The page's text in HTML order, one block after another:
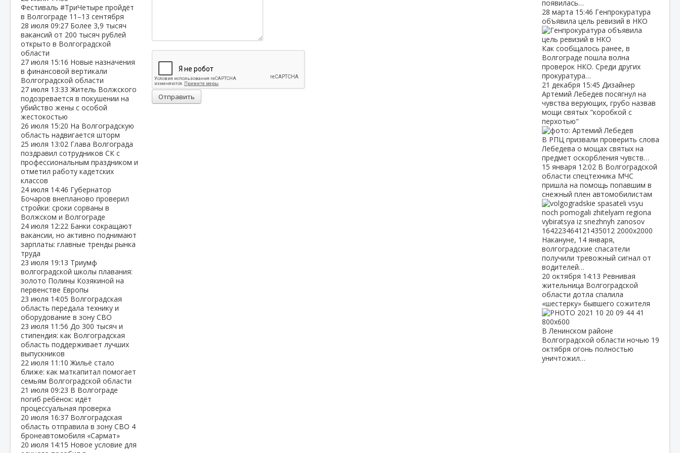
Фестиваль #ТриЧетыре пройдёт
в Волгограде 11–13 сентября
28 июля 09:27 Более 3,9 тысяч
вакансий от 200 тысяч рублей
открыто в Волгоградской
области
27 июля 15:16 Новые назначения
в финансовой вертикали
Волгоградской области
27 июля 13:33Житель Волжского
подозревается в покушении на
убийство жены с особой
жестокостью
26 июля 15:20 На Волгоградскую
область надвигается шторм
25 июля 13:02 Глава Волгограда
поздравил сотрудников СК с
профессиональным праздником и
отметил работу кадетских
классов
24 июля 14:46 Губернатор
Бочаров внепланово проверил
стройки: сроки сорваны в
Волжском и Волгограде
24 июля 12:22 Банки сокращают
вакансии, но активно поднимают
зарплаты: главные тренды рынка
труда
23 июля 19:13 Триумф
волгоградской школы плавания:
золото Полины Козякиной на
первенстве Европы
23 июля 14:05 Волгоградская
область передала технику и
оборудование в зону СВО
23 июля 11:56 До 300 тысяч и
стипендия: как Волгоградская
область поддерживает лучших
выпускников
22 июля 11:10Жильё стало
ближе: как маткапитал помогает
семьям Волгоградской области
21 июля 09:23 В Волгограде
погиб ребёнок: идёт
процессуальная проверка
20 июля 16:37 Волгоградская
область отправила в зону СВО 4
бронеавтомобиля «Сармат»
20 июля 14:15 Новое условие для
Отправить
появилась…
28 марта 15:46 Генпрокуратура
объявила цель ревизий в НКО
Как сообщалось ранее, в
Волгограде пошла волна
проверок НКО. Среди других
прокуратура…
21 декабря 15:45 Дизайнер
Артемий Лебедев посягнул на
чувства верующих, грубо назвав
мощи святых "коробкой с
перхотью"
В РПЦ призвали проверить слова
Лебедева о мощах святых на
предмет оскорбления чувств…
15 января 12:02 В Волгоградской
области спецтехника МЧС
пришла на помощь попавшим в
снежный плен автомобилистам
Накануне, 14 января,
волгоградские спасатели
получили тревожный сигнал от
водителей…
20 октября 14:13 Ревнивая
жительница Волгоградской
области дотла спалила
«шестерку» бывшего сожителя
В Ленинском районе
Волгоградской области ночью 19
октября огонь полностью
уничтожил…